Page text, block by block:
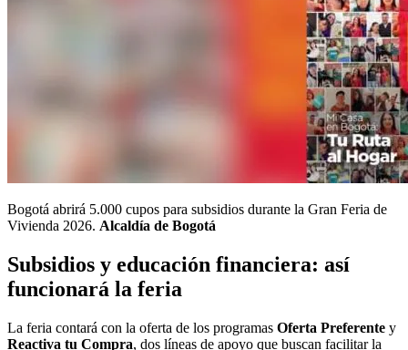
Bogotá abrirá 5.000 cupos para subsidios durante la Gran Feria de
Vivienda 2026. Alcaldía de Bogotá
Subsidios y educación financiera: así
funcionará la feria
La feria contará con la oferta de los programas Oferta Preferente y
Reactiva tu Compra, dos líneas de apoyo que buscan facilitar la